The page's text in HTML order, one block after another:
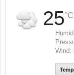
25°C
Wind: